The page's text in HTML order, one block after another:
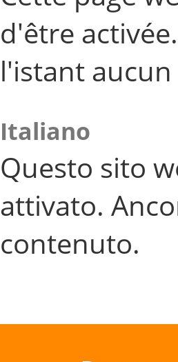
d'être
l'istant
Italiano
Questo sito
attivato.
contenuto.